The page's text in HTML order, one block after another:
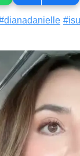
dianadanielle #